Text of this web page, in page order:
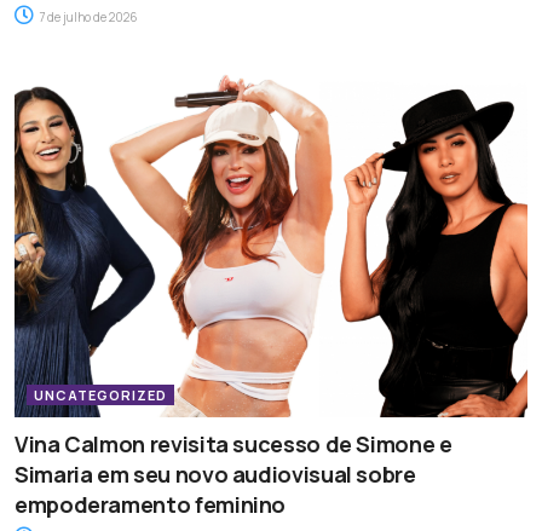
7 de julho de 2026
UNCATEGORIZED
Vina Calmon revisita sucesso de Simone e
Simaria em seu novo audiovisual sobre
empoderamento feminino